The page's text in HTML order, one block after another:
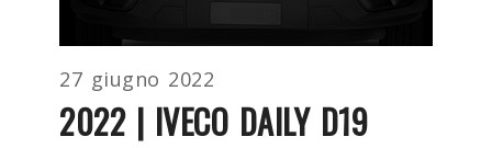
27 giugno 2022
2022 | IVECO DAILY D19